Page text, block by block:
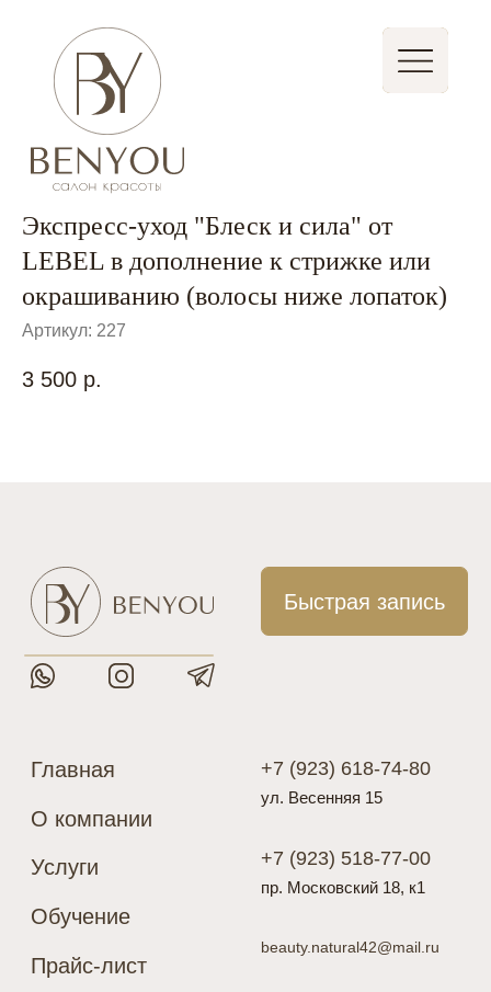
Записаться
Экспресс-уход "Блеск и сила" от
LEBEL в дополнение к стрижке или
окрашиванию (волосы ниже лопаток)
Артикул: 227
3 500 р.
Услуги
О компании
Подарочные карты
Обучение
Прайс-лист
Цены, указанные на сайте, носят исключительно информативный
характер и не являются публичной офертой, определяемой
положениями Статьи 437 (2) ГК РФ
ул. Весенняя 15
+7 (923) 518-77-00
пр. Московский 18, к1
beauty.natural42@mail.ru